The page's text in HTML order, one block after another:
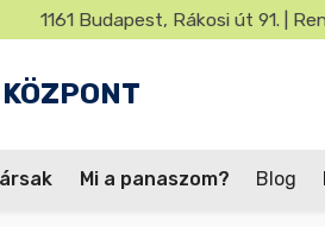
1161 Budapest, Rákosi út 91. |
Mi a panaszom? Blog